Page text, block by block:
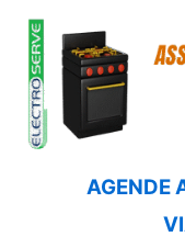
para
conteúdo
AGENDE